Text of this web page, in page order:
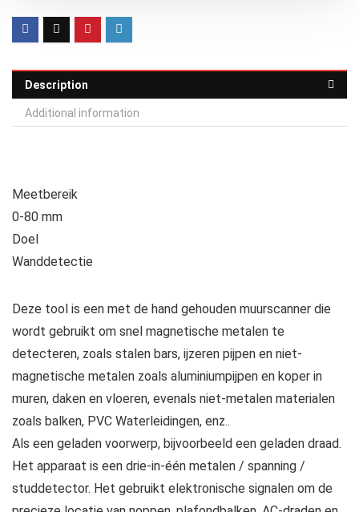
Description
Additional information
Meetbereik
0-80 mm
Doel
Wanddetectie
Deze tool is een met de hand gehouden muurscanner die
wordt gebruikt om snel magnetische metalen te
detecteren, zoals stalen bars, ijzeren pijpen en niet-
magnetische metalen zoals aluminiumpijpen en koper in
muren, daken en vloeren, evenals niet-metalen materialen
zoals balken, PVC Waterleidingen, enz..
Als een geladen voorwerp, bijvoorbeeld een geladen draad.
Het apparaat is een drie-in-één metalen / spanning /
studdetector. Het gebruikt elektronische signalen om de